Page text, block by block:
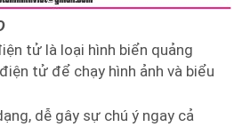
tử là loại hình biển quảng
tử để chạy hình ảnh và biểu
dễ gây sự chú ý ngay cả